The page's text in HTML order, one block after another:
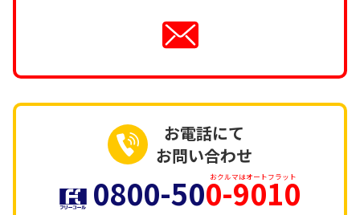
お電話にて
お問い合わせ
0800-500-9010
おクルマはオートフラット